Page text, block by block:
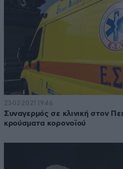
23·02·2021 19:46
Συναγερμός σε κλινική στον
κρούσματα κορονοϊού